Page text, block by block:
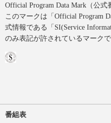
Official Program Data Mark（公式
このマークは「Official Program
式情報である「SI(Service
のみ表記が許されているマークで
番組表